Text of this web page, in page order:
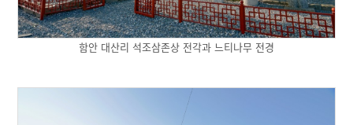
함안 대산리 석조삼존상 전각과 느티나무 전경